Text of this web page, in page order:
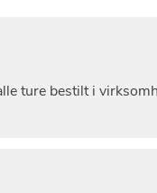
ture bestilt i